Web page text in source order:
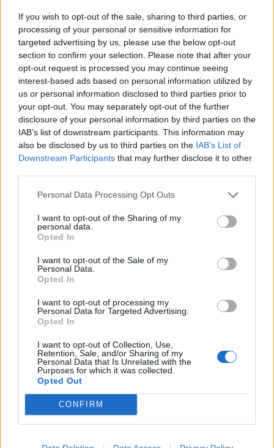
If you wish to opt-out of the sale, sharing to third parties, or
processing of your personal or sensitive information for
targeted advertising by us, please use the below opt-out
section to confirm your selection. Please note that after your
opt-out request is processed you may continue seeing
interest-based ads based on personal information utilized by
us or personal information disclosed to third parties prior to
your opt-out. You may separately opt-out of the further
disclosure of your personal information by third parties on the
IAB’s list of downstream participants. This information may
also be disclosed by us to third parties on the IAB’s List of
Downstream Participants that may further disclose it to other
Personal Data Processing Opt Outs
I want to opt-out of the Sharing of my
personal data.
Opted In
I want to opt-out of the Sale of my
Personal Data.
Opted In
I want to opt-out of processing my
Personal Data for Targeted Advertising.
Opted In
I want to opt-out of Collection, Use,
Retention, Sale, and/or Sharing of my
Personal Data that Is Unrelated with the
Purposes for which it was collected.
Opted Out
CONFIRM
υλικό, από αυτό που έχει ο ανακριτής στα χέρια
του», υποστήριξε ο κ. Λεβίδης. Επίσης τόνισε, ότι
ερωτήματα γεννιούνται για στοιχεία που δεν
συλλέχθηκαν από τον τόπο της επίθεσης, το γιατί
σφραγίστηκε η περιοχή μιάμιση ώρα μετά και όχι
αμέσως, δίνοντας τη δυνατότητα, για
παράδειγμα, στον κατηγορούμενο
κοσμηματοπώλη να σκουπίσει τον τόπο του
εγκλήματος λίγο μετά την επίθεση.
Επιπλέον, το πειθαρχικό συμβούλιο εις βάρος
των αστυνομικών έχει αναβληθεί ήδη δυο φορές,
με αίτημα των δικηγόρων των αστυνομικών,
όπως ενημέρωσε η δικηγόρος ‘Αννυ
Παπαρούσου. «Δεν ζητούμε κάποια εξαίρεση,
αλλά την συνήθη εφαρμογή των διατάξεων, που
αφορούν μια τέτοια υπόθεση», υπογράμμισε.
διεθνής αμνηστία